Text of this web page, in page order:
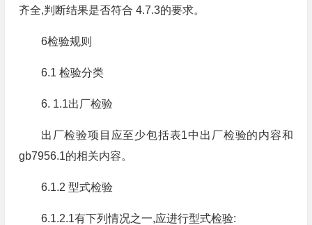
齐全,判断结果是否符合 4.7.3的要求。
6检验规则
6.1 检验分类
6. 1.1出厂检验
出厂检验项目应至少包括表1中出厂检验的内容和
gb7956.1的相关内容。
6.1.2 型式检验
6.1.2.1有下列情况之一,应进行型式检验: